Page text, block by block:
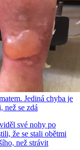
Jediná chyba je
než se zdá
své nohy po
že se stali obětmi
než strávit